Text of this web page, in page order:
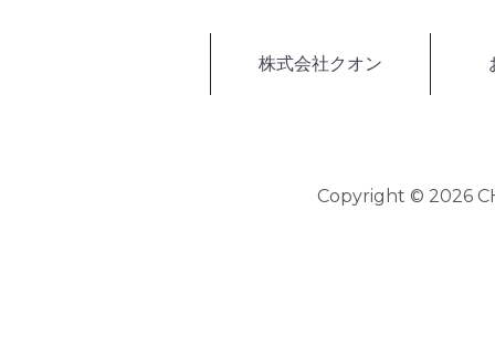
株式会社クオン
Copyright © 2026